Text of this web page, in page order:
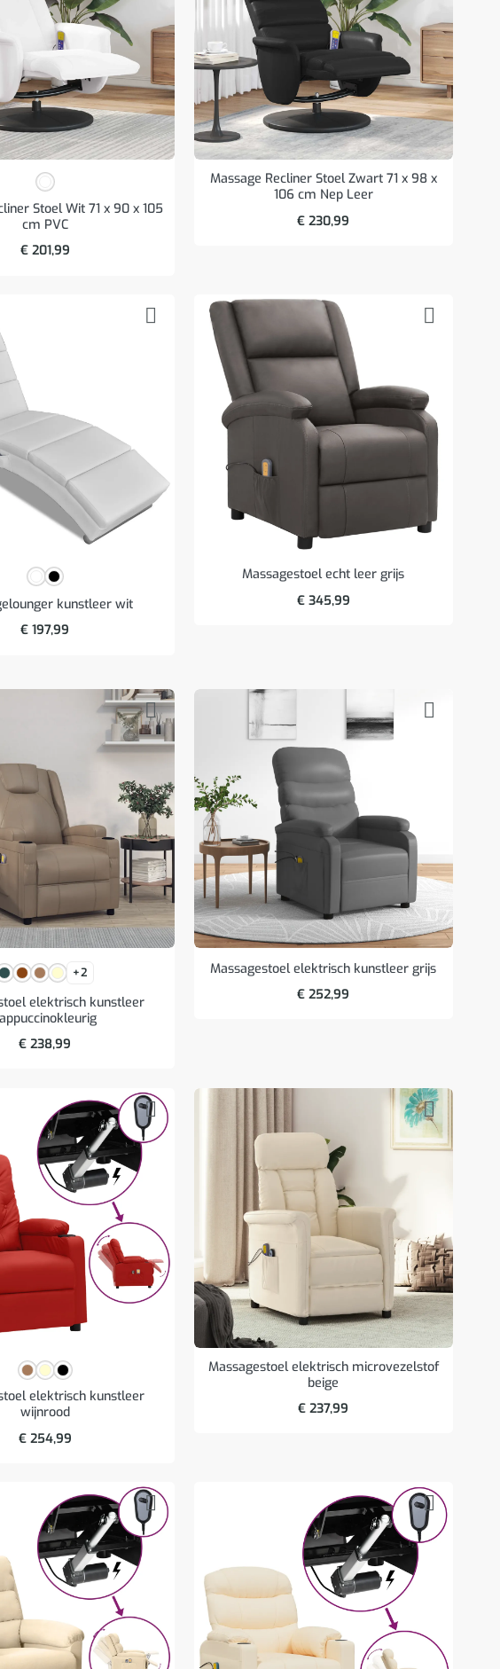
Stoel Wit 71 x 90 x 105
cm PVC
€201,99
Massage Recliner Stoel Zwart 71 x 98 x
106 cm Nep Leer
€ 230,99
kunstleer wit
€ 197,99
Massagestoel echt leer grijs
€345,99
+2
elektrisch kunstleer
€ 238,99
Massagestoel elektrisch kunstleer grijs
€ 252,99
elektrisch kunstleer
wijnrood
€254,99
Massagestoel elektrisch microvezelstof
beige
€ 237,99